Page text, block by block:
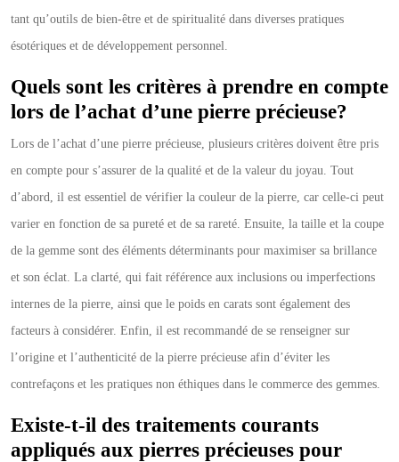
tant qu’outils de bien-être et de spiritualité dans diverses pratiques
ésotériques et de développement personnel.
Quels sont les critères à prendre en compte
lors de l’achat d’une pierre précieuse?
Lors de l’achat d’une pierre précieuse, plusieurs critères doivent être pris
en compte pour s’assurer de la qualité et de la valeur du joyau. Tout
d’abord, il est essentiel de vérifier la couleur de la pierre, car celle-ci peut
varier en fonction de sa pureté et de sa rareté. Ensuite, la taille et la coupe
de la gemme sont des éléments déterminants pour maximiser sa brillance
et son éclat. La clarté, qui fait référence aux inclusions ou imperfections
internes de la pierre, ainsi que le poids en carats sont également des
facteurs à considérer. Enfin, il est recommandé de se renseigner sur
l’origine et l’authenticité de la pierre précieuse afin d’éviter les
contrefaçons et les pratiques non éthiques dans le commerce des gemmes.
Existe-t-il des traitements courants
appliqués aux pierres précieuses pour